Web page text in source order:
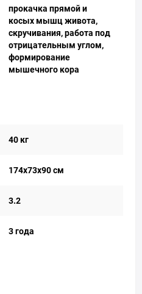
прокачка прямой и
косых мышц живота,
скручивания, работа под
отрицательным углом,
формирование
мышечного кора
40 кг
174x73x90 см
3.2
3 года